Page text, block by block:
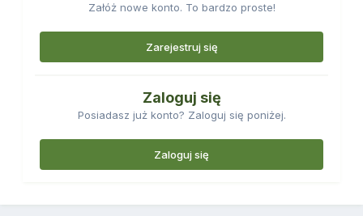
Załóż nowe konto. To bardzo proste!
Zarejestruj się
Zaloguj się
Posiadasz już konto? Zaloguj się poniżej.
Zaloguj się